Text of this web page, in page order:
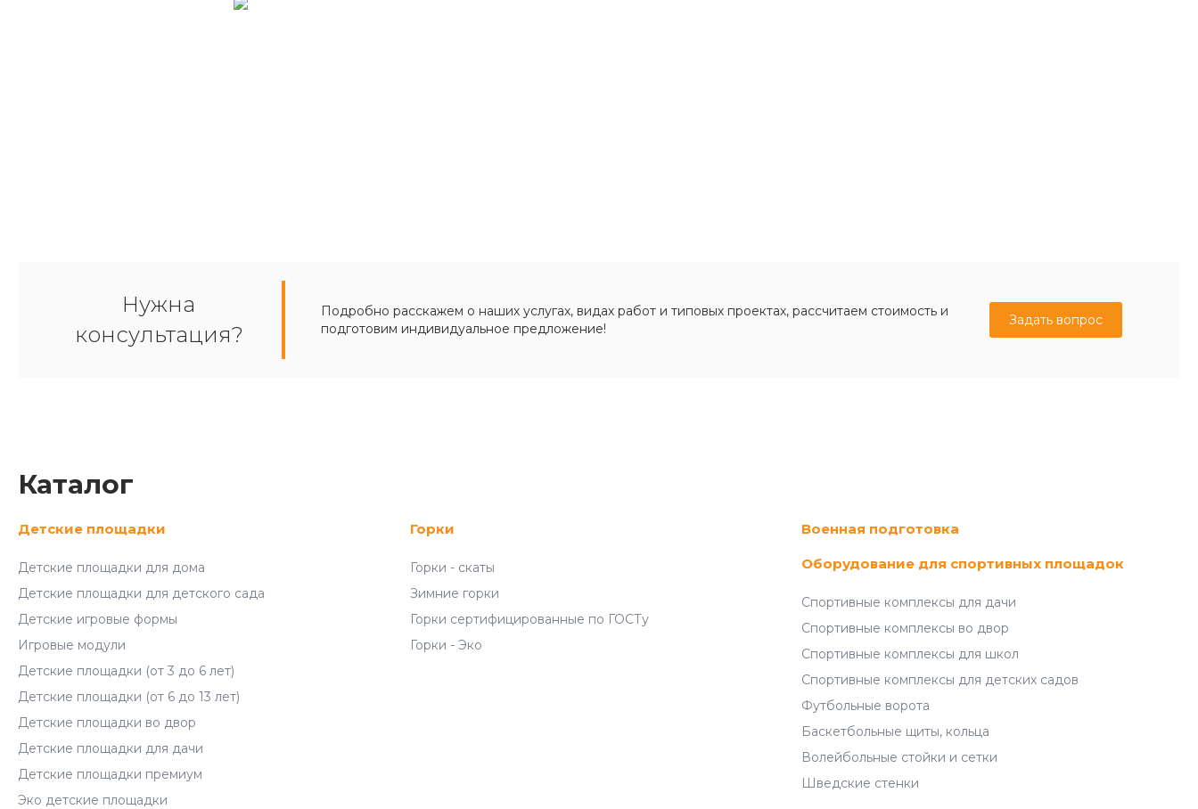
Нужна
консультация?
Подробно расскажем о наших услугах, видах работ и типовых проектах, рассчитаем стоимость и
подготовим индивидуальное предложение!
Задать вопрос
Каталог
Военная подготовка
Детские площадки
Детские площадки для дома
Детские площадки для детского сада
Детские игровые формы
Игровые модули
Детские площадки (от 3 до 6 лет)
Детские площадки (от 6 до 13 лет)
Детские площадки во двор
Детские площадки для дачи
Детские площадки премиум
Эко детские площадки
Оборудование для спортивных площадок
Спортивные комплексы для дачи
Спортивные комплексы во двор
Спортивные комплексы для школ
Спортивные комплексы для детских садов
Футбольные ворота
Баскетбольные щиты, кольца
Волейбольные стойки и сетки
Шведские стенки
Горки
Горки - скаты
Зимние горки
Горки сертифицированные по ГОСТу
Горки - Эко